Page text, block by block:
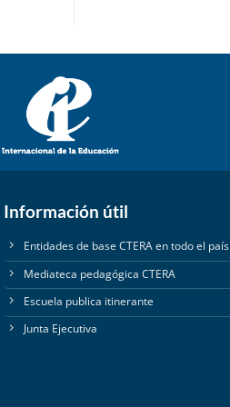
Información útil
Entidades de base CTERA en todo el país
Mediateca pedagógica CTERA
Escuela publica itinerante
Junta Ejecutiva